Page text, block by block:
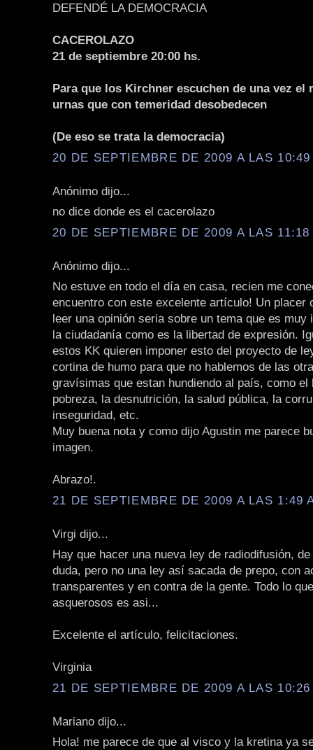
DEFENDÉ LA DEMOCRACIA
CACEROLAZO
21 de septiembre 20:00 hs.
Para que los Kirchner escuchen de una vez el
urnas que con temeridad desobedecen
(De eso se trata la democracia)
20 DE SEPTIEMBRE DE 2009 A LAS 10:49
Anónimo dijo...
no dice donde es el cacerolazo
20 DE SEPTIEMBRE DE 2009 A LAS 11:18
Anónimo dijo...
No estuve en todo el día en casa, recien me
encuentro con este excelente artículo! Un placer
leer una opinión seria sobre un tema que es muy
la ciudadanía como es la libertad de expresión.
estos KK quieren imponer esto del proyecto de
cortina de humo para que no hablemos de las
gravísimas que estan hundiendo al país, como el
pobreza, la desnutrición, la salud pública, la
inseguridad, etc.
Muy buena nota y como dijo Agustin me parece
imagen.
Abrazo!.
21 DE SEPTIEMBRE DE 2009 A LAS 1:49
Virgi dijo...
Hay que hacer una nueva ley de radiodifusión,
duda, pero no una ley así sacada de prepo, con
transparentes y en contra de la gente. Todo lo
asquerosos es asi...
Excelente el artículo, felicitaciones.
Virginia
21 DE SEPTIEMBRE DE 2009 A LAS
Mariano dijo...
Hola! me parece de que al visco y la kretina ya